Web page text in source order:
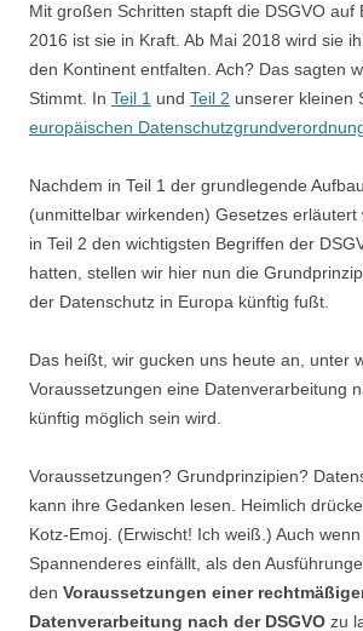
Mit großen Schritten stapft die DSGVO auf
2016 ist sie in Kraft. Ab Mai 2018 wird sie
den Kontinent entfalten. Ach? Das sagten
Stimmt. In Teil 1 und Teil 2 unserer kleinen
europäischen
Nachdem in Teil 1 der grundlegende
(unmittelbar wirkenden) Gesetzes
in Teil 2 den wichtigsten Begriffen der
hatten, stellen wir hier nun die
der Datenschutz in Europa künftig fußt.
Das heißt, wir gucken uns heute an, unter
Voraussetzungen eine Datenverarbeitung
künftig möglich sein wird.
Voraussetzungen? Grundprinzipien?
kann ihre Gedanken lesen. Heimlich
Kotz-Emoj. (Erwischt! Ich weiß.) Auch
Spannenderes einfällt, als den
den Voraussetzungen einer
Datenverarbeitung nach der DSGVO zu